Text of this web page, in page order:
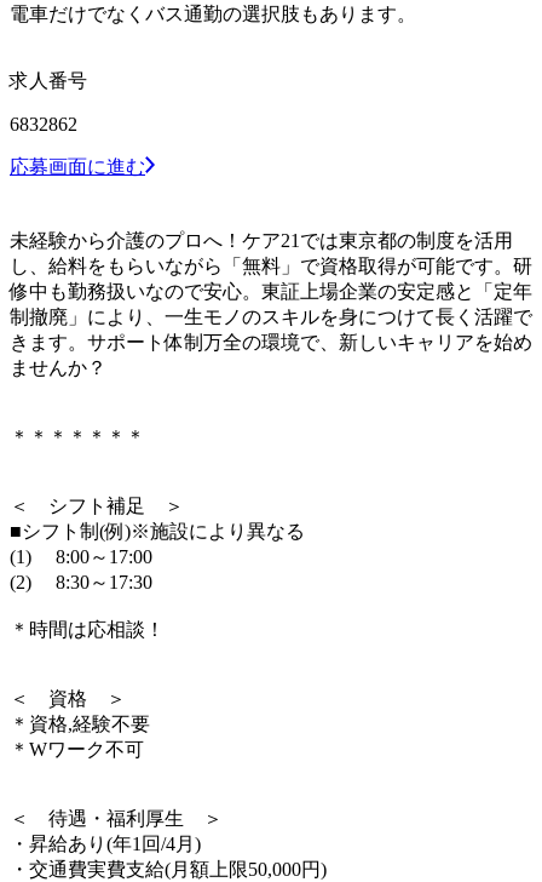
電車だけでなくバス通勤の選択肢もあります。
求人番号
6832862
応募画面に進む
未経験から介護のプロへ！ケア21では東京都の制度を活用
し、給料をもらいながら「無料」で資格取得が可能です。研
修中も勤務扱いなので安心。東証上場企業の安定感と「定年
制撤廃」により、一生モノのスキルを身につけて長く活躍で
きます。サポート体制万全の環境で、新しいキャリアを始め
ませんか？
＊＊＊＊＊＊＊
＜ シフト補足 ＞
■シフト制(例)※施設により異なる
(1) 8:00～17:00
(2) 8:30～17:30
＊時間は応相談！
＜ 資格 ＞
＊資格,経験不要
＊Wワーク不可
＜ 待遇・福利厚生 ＞
・昇給あり(年1回/4月)
・交通費実費支給(月額上限50,000円)